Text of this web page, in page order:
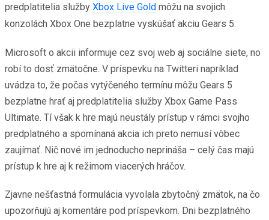
predplatitelia služby Xbox Live Gold môžu na svojich
konzolách Xbox One bezplatne vyskúšať akciu Gears 5.
Microsoft o akcii informuje cez svoj web aj sociálne siete, no
robí to dosť zmätočne. V príspevku na Twitteri napríklad
uvádza to, že počas vytýčeného termínu môžu Gears 5
bezplatne hrať aj predplatitelia služby Xbox Game Pass
Ultimate. Tí však k hre majú neustály prístup v rámci svojho
predplatného a spomínaná akcia ich preto nemusí vôbec
zaujímať. Nič nové im jednoducho neprináša – celý čas majú
prístup k hre aj k režimom viacerých hráčov.
Zjavne nešťastná formulácia vyvolala zbytočný zmätok, na čo
upozorňujú aj komentáre pod príspevkom. Dni bezplatného